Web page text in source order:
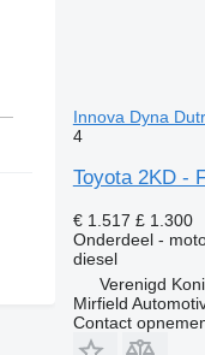
Innova Dyna
4
Toyota 2KD -
€ 1.517 £ 1.300
Onderdeel -
diesel
Verenigd
Mirfield
Contact